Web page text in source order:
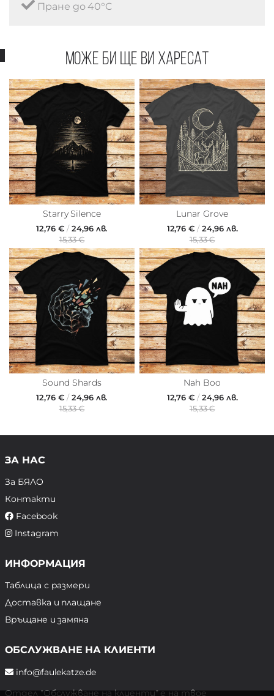
Пране до 40°C
Може би ще ви харесат
Starry Silence
12,76 € /24,96 лв.
15,33 €
Lunar Grove
12,76 €/24,96 лв.
15,33 €
Sound Shards
12,76 € /24,96 лв.
15,33 €
Nah Boo
12,76 €/24,96 лв.
15,33 €
ЗА НАС
За БЯЛО
Контакти
Facebook
Instagram
ИНФОРМАЦИЯ
Таблица с размери
Доставка и плащане
Връщане и замяна
ОБСЛУЖВАНЕ НА КЛИЕНТИ
info@faulekatze.de
Отдел "Обслужване на клиенти" е на твое